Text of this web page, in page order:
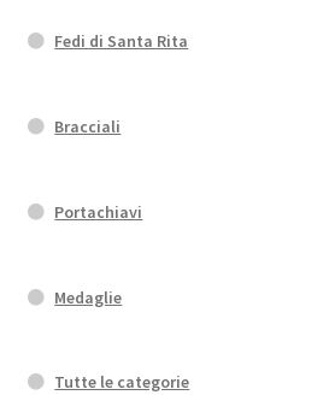
Fedi di Santa Rita
Bracciali
Portachiavi
Medaglie
Tutte le categorie